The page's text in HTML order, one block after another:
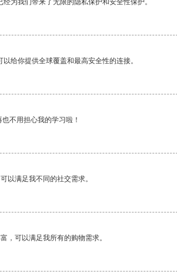
为我们带来了无限的隐私保护和安全性保护。
给你提供全球覆盖和最高安全性的连接。
不用担心我的学习啦！
以满足我不同的社交需求。
，可以满足我所有的购物需求。